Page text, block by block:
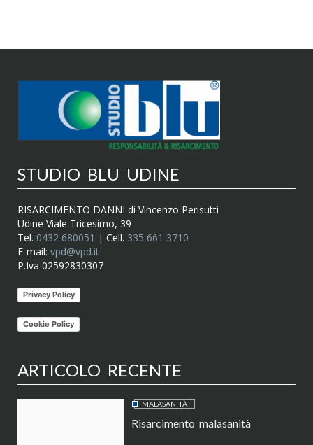
STUDIO BLU UDINE
RISARCIMENTO DANNI di Vincenzo Perisutti
Udine Viale Tricesimo, 39
Tel. 0432 680051 | Cell. 335 661 3710
E-mail: vpd@vpd.it
P.Iva 02592830307
Privacy Policy
Cookie Policy
ARTICOLO RECENTE
MALASANITÀ
Risarcimento malasanità